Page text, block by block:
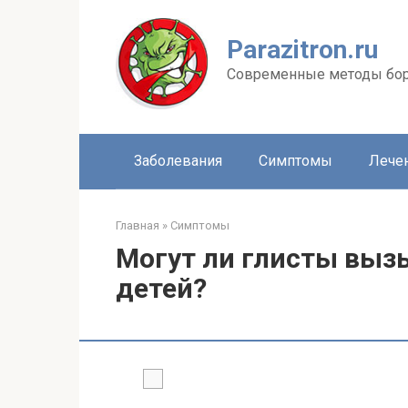
Parazitron.ru
Современные методы
Заболевания Симптомы
Главная » Симптомы
Могут ли глисты
детей?